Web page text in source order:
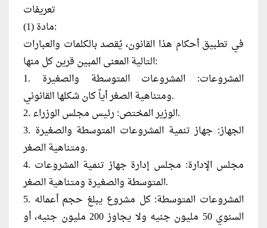
تعريفات
مادة (1):
في تطبيق أحكام هذا القانون، يُقصد بالكلمات والعبارات
التالية المعنى المبين قرين كل منها:
1. المشروعات: المشروعات المتوسطة والصغيرة
ومتناهية الصغر أياً كان شكلها القانوني.
2. الوزير المختص: رئيس مجلس الوزراء.
3. الجهاز: جهاز تنمية المشروعات المتوسطة والصغيرة
ومتناهية الصغر.
4. مجلس الإدارة: مجلس إدارة جهاز تنمية المشروعات
المتوسطة والصغيرة ومتناهية الصغر.
5. المشروعات المتوسطة: كل مشروع يبلغ حجم أعماله
السنوي 50 مليون جنيه ولا يجاوز 200 مليون جنيه، أو